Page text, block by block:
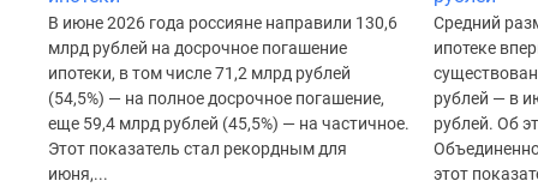
водоема
Коттеджные
поселки
ипотеку
Бизнес-
В июне 2026 года россияне направили 130,6
млрд рублей на досрочное погашение
ипотеки, в том числе 71,2 млрд рублей
(54,5%) — на полное досрочное погашение,
еще 59,4 млрд рублей (45,5%) — на частичное.
Этот показатель стал рекордным для
июня,...
Средний
ипотеке
рублей — в
рублей. Об
этот